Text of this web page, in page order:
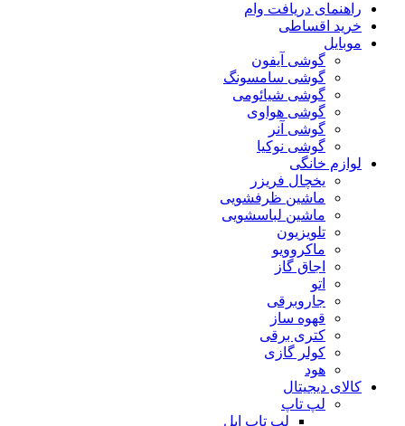
راهنمای دریافت وام
خرید اقساطی
موبایل
گوشی آیفون
گوشی سامسونگ
گوشی شیائومی
گوشی هواوی
گوشی آنر
گوشی نوکیا
لوازم خانگی
یخچال فریزر
ماشین ظرفشویی
ماشین لباسشویی
تلویزیون
ماکروویو
اجاق گاز
اتو
جاروبرقی
قهوه ساز
کتری برقی
کولر گازی
هود
کالای دیجیتال
لپ تاپ
لپ تاپ اپل